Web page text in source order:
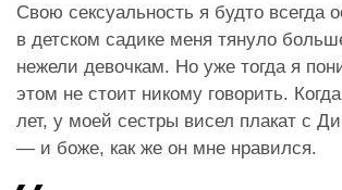
Свою сексуальность я будто всегда
в детском садике меня тянуло
нежели девочкам. Но уже тогда я
этом не стоит никому говорить.
лет, у моей сестры висел плакат с
— и боже, как же он мне нравился.